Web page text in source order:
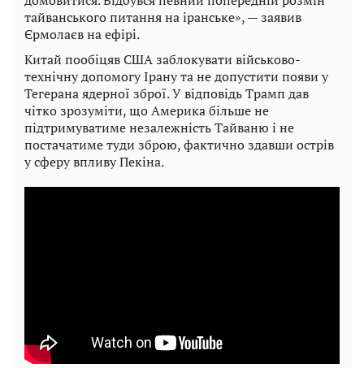
тайванського питання на іранське», — заявив
Єрмолаєв на ефірі.
Китай пообіцяв США заблокувати військово-
технічну допомогу Ірану та не допустити появи у
Тегерана ядерної зброї. У відповідь Трамп дав
чітко зрозуміти, що Америка більше не
підтримуватиме незалежність Тайваню і не
постачатиме туди зброю, фактично здавши острів
у сферу впливу Пекіна.